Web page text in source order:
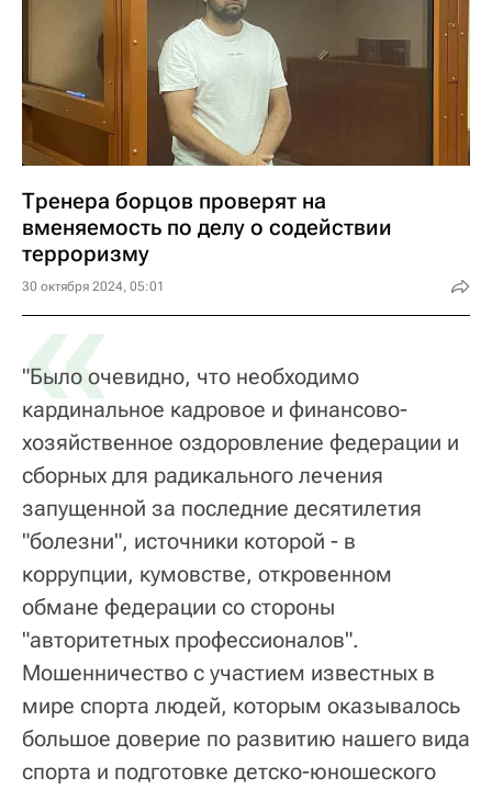
Тренера борцов проверят на
вменяемость по делу о содействии
терроризму
30 октября 2024, 05:01
«
"Было очевидно, что необходимо
кардинальное кадровое и финансово-
хозяйственное оздоровление федерации и
сборных для радикального лечения
запущенной за последние десятилетия
"болезни", источники которой - в
коррупции, кумовстве, откровенном
обмане федерации со стороны
"авторитетных профессионалов".
Мошенничество с участием известных в
мире спорта людей, которым оказывалось
большое доверие по развитию нашего вида
спорта и подготовке детско-юношеского